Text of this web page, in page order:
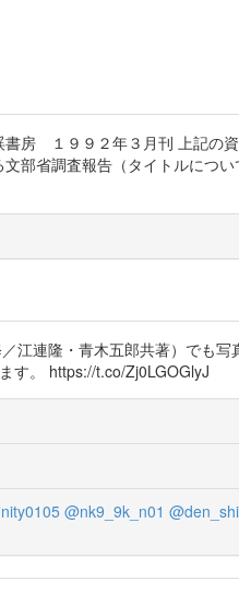
房 １９９２年３月刊 上記の資
省調査報告（タイトルについ
江連隆・青木五郎共著）でも写
す。 https://t.co/Zj0LGOGlyJ
@nk9_9k_n01